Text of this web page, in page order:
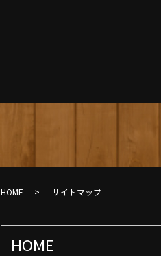
HOME サイトマップ
HOME